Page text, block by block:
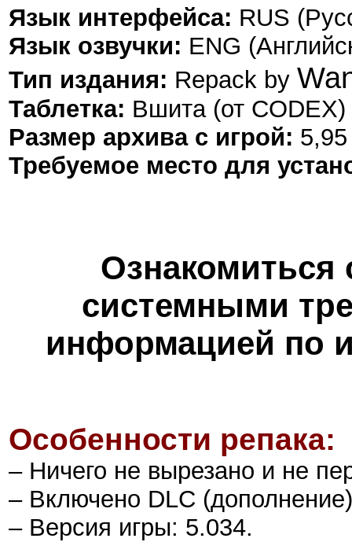
Язык интерфейса: RUS
Язык озвучки: ENG
Тип издания: Repack by
Таблетка: Вшита (от CODEX)
Размер архива с игрой:
Требуемое место для
Ознакомиться
системными
информацией по
Особенности репака:
– Ничего не вырезано и не
– Включено DLC
– Версия игры: 5.034.